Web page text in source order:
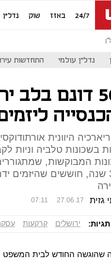
24/7 באזז שוק נדל"ן
נדל"ן עולמי התחדשות
500 דונם
בשכונות טלביה וניות
המבוקשות,
כ־30 שנה, חוששים שהיזמים
גזית 07:11 27.06.17
תגיות: ירושלים קרקעות
שהוגשה החודש לבית המשפט